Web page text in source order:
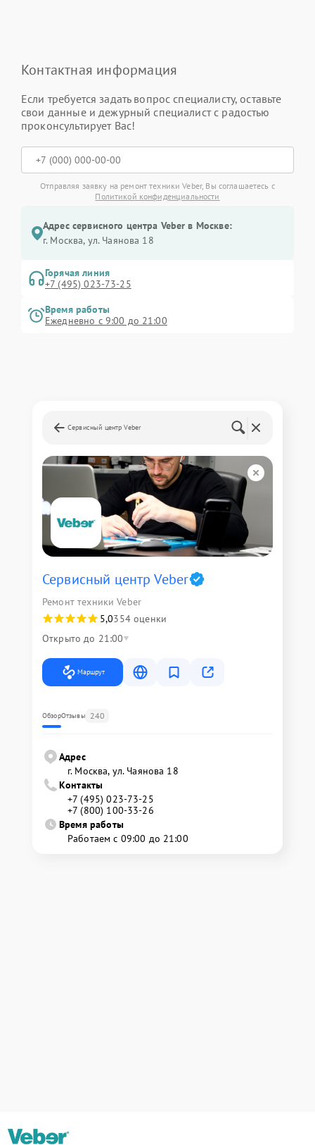
Контактная информация
Если требуется задать вопрос специалисту, оставьте
свои данные и дежурный специалист с радостью
проконсультирует Вас!
Отправляя заявку на ремонт техники Veber, Вы соглашаетесь с
Политикой конфиденциальности
Адрес сервисного центра Veber в Москве:
г. Москва, ул. Чаянова 18
Горячая линия
+7 (495) 023-73-25
Время работы
Ежедневно с 9:00 до 21:00
Сервисный центр Veber
Сервисный центр Veber
Ремонт техники Veber
5,0354 оценки
Открыто до 21:00
Маршрут
ОбзорОтзывы 240
Адрес
г. Москва, ул. Чаянова 18
Контакты
+7 (495) 023-73-25
+7 (800) 100-33-26
Время работы
Работаем с 09:00 до 21:00